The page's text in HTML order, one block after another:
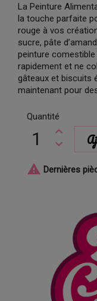
La Peinture
la touche parfaite
rouge à vos
sucre, pâte
peinture
rapidement et ne
gâteaux et biscuits
maintenant pour
Quantité
 Dernières